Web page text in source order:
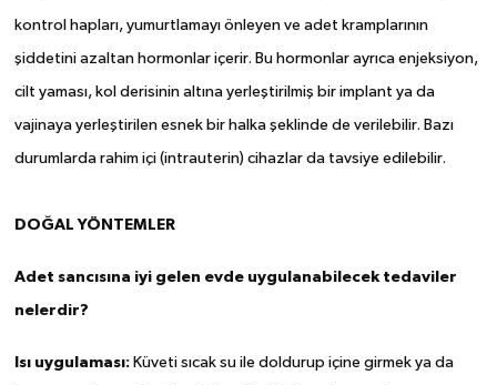
kontrol hapları, yumurtlamayı önleyen ve adet kramplarının
şiddetini azaltan hormonlar içerir. Bu hormonlar ayrıca enjeksiyon,
cilt yaması, kol derisinin altına yerleştirilmiş bir implant ya da
vajinaya yerleştirilen esnek bir halka şeklinde de verilebilir. Bazı
durumlarda rahim içi (intrauterin) cihazlar da tavsiye edilebilir.
DOĞAL YÖNTEMLER
Adet sancısına iyi gelen evde uygulanabilecek tedaviler
nelerdir?
Isı uygulaması:Küveti sıcak su ile doldurup içine girmek ya da